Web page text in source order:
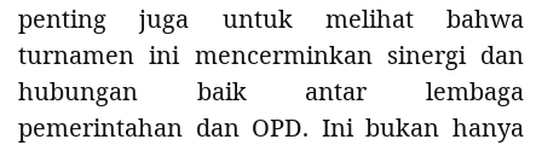
penting juga untuk melihat bahwa
turnamen ini mencerminkan sinergi dan
hubungan baik antar lembaga
pemerintahan dan OPD. Ini bukan hanya